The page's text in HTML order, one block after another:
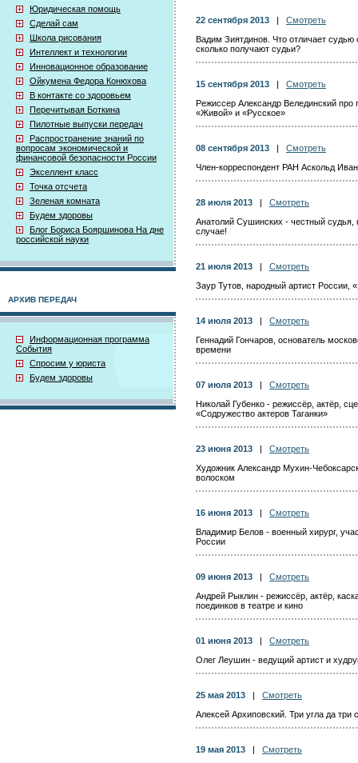
Юридическая помощь
Сделай сам
Школа рисования
Интеллект и технологии
Инновационное образование
Ойкумена Федора Конюхова
В контакте со здоровьем
Перечитывая Боткина
Пилотные выпуски передач
Распространение знаний по
вопросам экономической и
финансовой безопасности России
Экселлент класс
Точка отсчета
Зеленая комната
Будем здоровы
Блог Бориса Бояршинова На дне
российской науки
АРХИВ ПЕРЕДАЧ
Информационная программа
События
Спросим у юриста
Будем здоровы
22 сентября 2013
Смотреть
Вадим Зиятдинов. Что отличает
сколько получают судьи?
15 сентября 2013
Смотреть
Режиссер Александр Велединский
«Живой» и «Русское»
08 сентября 2013
Смотреть
Член-корреспондент РАН Аскольд
28 июля 2013
Смотреть
Анатолий Сушинских - честный судья,
случае!
21 июля 2013
Смотреть
Заур Тутов, народный артист России,
14 июля 2013
Смотреть
Геннадий Гончаров, основатель
времени
07 июля 2013
Смотреть
Николай Губенко - режиссёр, актёр,
«Содружество актеров Таганки»
23 июня 2013
Смотреть
Художник Александр Мухин-
волоском
16 июня 2013
Смотреть
Владимир Белов - военный хирург,
России
09 июня 2013
Смотреть
Андрей Рыклин - режиссёр, актёр,
поединков в театре и кино
01 июня 2013
Смотреть
Олег Леушин - ведущий артист и
25 мая 2013
Смотреть
Алексей Архиповский. Три угла да три
19 мая 2013
Смотреть